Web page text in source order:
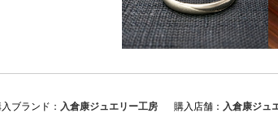
ブランド： 入倉康ジュエリー工房 購入店舗： 入倉康ジュ